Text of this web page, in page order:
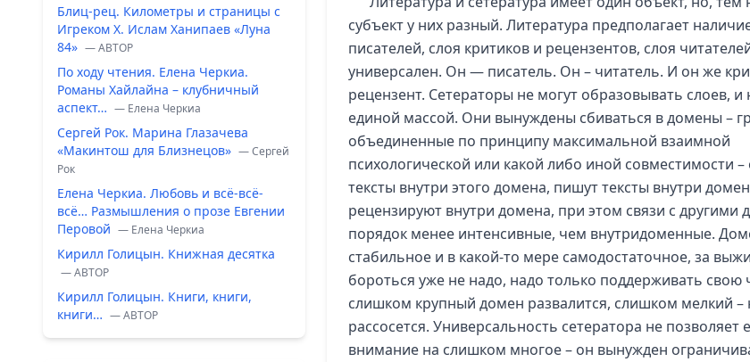
Блиц-рец. Километры и страницы с
Игреком Х. Ислам Ханипаев «Луна
84» — ABTOP
По ходу чтения. Елена Черкиа.
Романы Хайлайна – клубничный
аспект… — Елена Черкиа
Сергей Рок. Марина Глазачева
«Макинтош для Близнецов» — Сергей
Рок
Елена Черкиа. Любовь и всё-всё-
всё… Размышления о прозе Евгении
Перовой — Елена Черкиа
Кирилл Голицын. Книжная десятка
— ABTOP
Кирилл Голицын. Книги, книги,
книги… — ABTOP
субъект у них разный. Литература предполагает
писателей, слоя критиков и рецензентов, слоя
универсален. Он — писатель. Он – читатель. И он же
рецензент. Сетераторы не могут образовывать слоев, и
единой массой. Они вынуждены сбиваться в домены –
объединенные по принципу максимальной взаимной
психологической или какой либо иной совместимости
тексты внутри этого домена, пишут тексты внутри
рецензируют внутри домена, при этом связи с другими
порядок менее интенсивные, чем внутридоменные.
стабильное и в какой-то мере самодостаточное, за
бороться уже не надо, надо только поддерживать свою
слишком крупный домен развалится, слишком мелкий –
рассосется. Универсальность сетератора не
внимание на слишком многое – он вынужден